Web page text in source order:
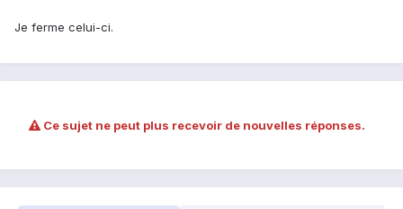
Je ferme celui-ci.
Ce sujet ne peut plus recevoir de nouvelles réponses.